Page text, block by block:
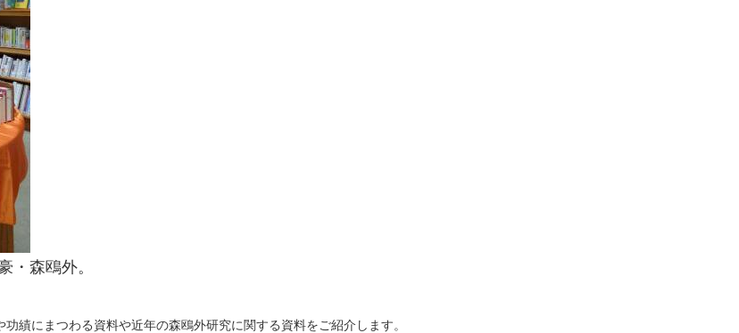
・森鴎外。
績にまつわる資料や近年の森鴎外研究に関する資料をご紹介します。